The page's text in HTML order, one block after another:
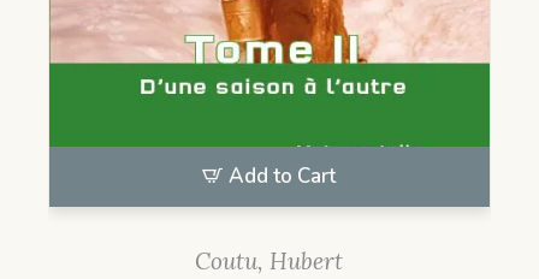
Add to Cart
Coutu, Hubert